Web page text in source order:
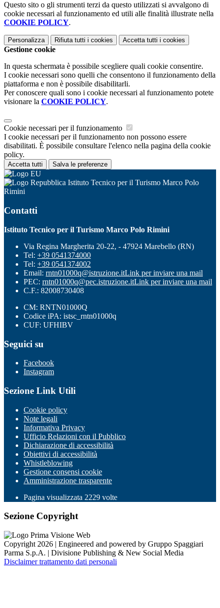
Questo sito o gli strumenti terzi da questo utilizzati si avvalgono di
cookie necessari al funzionamento ed utili alle finalità illustrate nella
COOKIE POLICY.
Personalizza Rifiuta tutti i cookies Accetta tutti i cookies
Gestione cookie
In questa schermata è possibile scegliere quali cookie consentire.
I cookie necessari sono quelli che consentono il funzionamento della
piattaforma e non è possibile disabilitarli.
Per conoscere quali sono i cookie necessari al funzionamento potete
visionare la COOKIE POLICY.
Cookie necessari per il funzionamento
I cookie necessari per il funzionamento non possono essere
disabilitati. È possibile consultare l'elenco nella pagina della cookie
policy.
Accetta tutti Salva le preferenze
Istituto Tecnico per il Turismo Marco Polo
Rimini
Contatti
Istituto Tecnico per il Turismo Marco Polo Rimini
Via Regina Margherita 20-22, - 47924 Marebello (RN)
Tel: +39 0541374000
Tel: +39 0541374002
Email: rntn01000q@istruzione.itLink per inviare una mail
PEC: rntn01000q@pec.istruzione.itLink per inviare una mail
C.F.: 82008730408
CM: RNTN01000Q
Codice iPA: istsc_rntn01000q
CUF: UFHIBV
Seguici su
Facebook
Instagram
Sezione Link Utili
Cookie policy
Note legali
Informativa Privacy
Ufficio Relazioni con il Pubblico
Dichiarazione di accessibilità
Obiettivi di accessibilità
Whistleblowing
Gestione consensi cookie
Amministrazione trasparente
Pagina visualizzata 2229 volte
Sezione Copyright
Copyright 2026 | Engineered and powered by Gruppo Spaggiari
Parma S.p.A. | Divisione Publishing & New Social Media
Disclaimer trattamento dati personali